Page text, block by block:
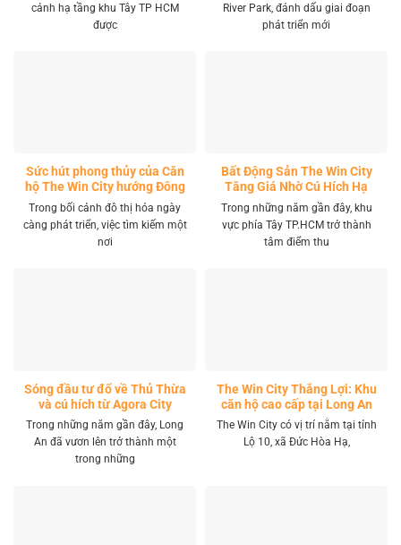
cảnh hạ tầng khu Tây TP HCM
được
River Park, đánh dấu giai đoạn
phát triển mới
Sức hút phong thủy của Căn
hộ The Win City hướng Đông
Nam
Trong bối cảnh đô thị hóa ngày
càng phát triển, việc tìm kiếm một
nơi
Bất Động Sản The Win City
Tăng Giá Nhờ Cú Hích Hạ
Tầng
Trong những năm gần đây, khu
vực phía Tây TP.HCM trở thành
tâm điểm thu
Sóng đầu tư đổ về Thủ Thừa
và cú hích từ Agora City
Trong những năm gần đây, Long
An đã vươn lên trở thành một
trong những
The Win City Thắng Lợi: Khu
căn hộ cao cấp tại Long An
The Win City có vị trí nằm tại tỉnh
Lộ 10, xã Đức Hòa Hạ,